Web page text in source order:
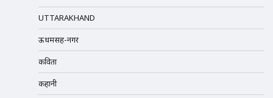
UTTARAKHAND
ऊधमसिंह-नगर
कविता
कहानी